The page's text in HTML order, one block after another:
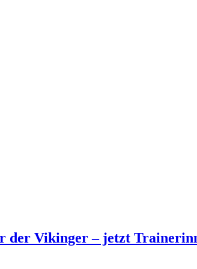
der Vikinger – jetzt